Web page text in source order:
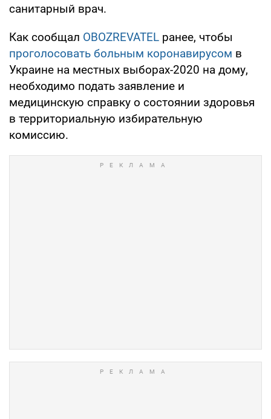
санитарный врач.
Как сообщал OBOZREVATEL ранее, чтобы
проголосовать больным коронавирусом в
Украине на местных выборах-2020 на дому,
необходимо подать заявление и
медицинскую справку о состоянии здоровья
в территориальную избирательную
комиссию.